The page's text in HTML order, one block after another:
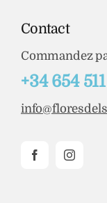
Contact
Commandez
+34 654